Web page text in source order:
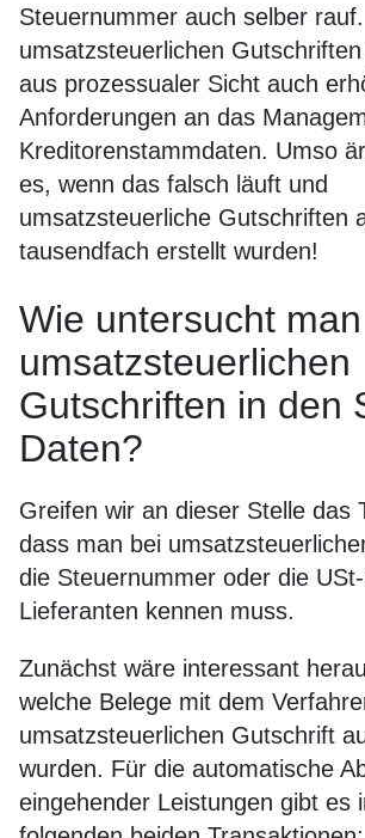
Steuernummer auch selber
umsatzsteuerlichen
aus prozessualer Sicht auch
Anforderungen an das
Kreditorenstammdaten. Umso
es, wenn das falsch läuft und
umsatzsteuerliche Gutschriften
tausendfach erstellt wurden!
Wie untersucht
umsatzsteuerlichen
Gutschriften in den
Daten?
Greifen wir an dieser Stelle das
dass man bei
die Steuernummer oder die
Lieferanten kennen muss.
Zunächst wäre interessant
welche Belege mit dem
umsatzsteuerlichen Gutschrift
wurden. Für die automatische
eingehender Leistungen gibt es